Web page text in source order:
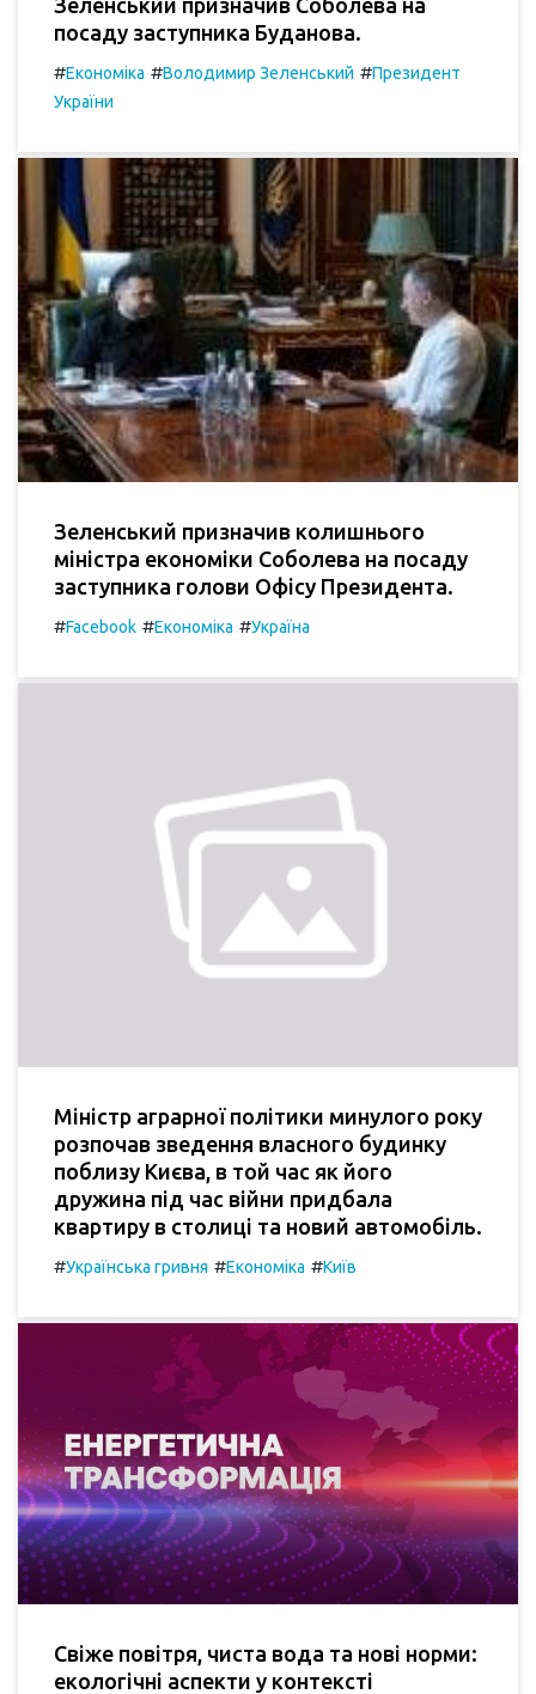
посаду заступника Буданова.
#Економіка #Володимир Зеленський #Президент
України
Зеленський призначив колишнього
міністра економіки Соболева на посаду
заступника голови Офісу Президента.
#Facebook #Економіка #Україна
Міністр аграрної політики минулого року
розпочав зведення власного будинку
поблизу Києва, в той час як його
дружина під час війни придбала
квартиру в столиці та новий автомобіль.
#Українська гривня #Економіка #Київ
Свіже повітря, чиста вода та нові норми:
екологічні аспекти у контексті